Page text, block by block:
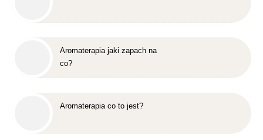
Aromaterapia jaki zapach na
co?
Aromaterapia co to jest?